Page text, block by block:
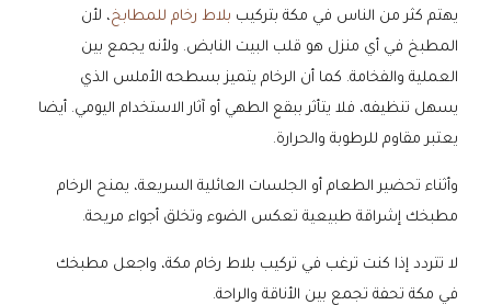
يهتم كثر من الناس في مكة بتركيب بلاط رخام للمطابخ، لأن
المطبخ في أي منزل هو قلب البيت النابض. ولأنه يجمع بين
العملية والفخامة. كما أن الرخام يتميز بسطحه الأملس الذي
يسهل تنظيفه، فلا يتأثر ببقع الطهي أو آثار الاستخدام اليومي. أيضا
يعتبر مقاوم للرطوبة والحرارة.
وأثناء تحضير الطعام أو الجلسات العائلية السريعة، يمنح الرخام
مطبخك إشراقة طبيعية تعكس الضوء وتخلق أجواء مريحة.
لا تتردد إذا كنت ترغب في تركيب بلاط رخام مكة، واجعل مطبخك
في مكة تحفة تجمع بين الأناقة والراحة.